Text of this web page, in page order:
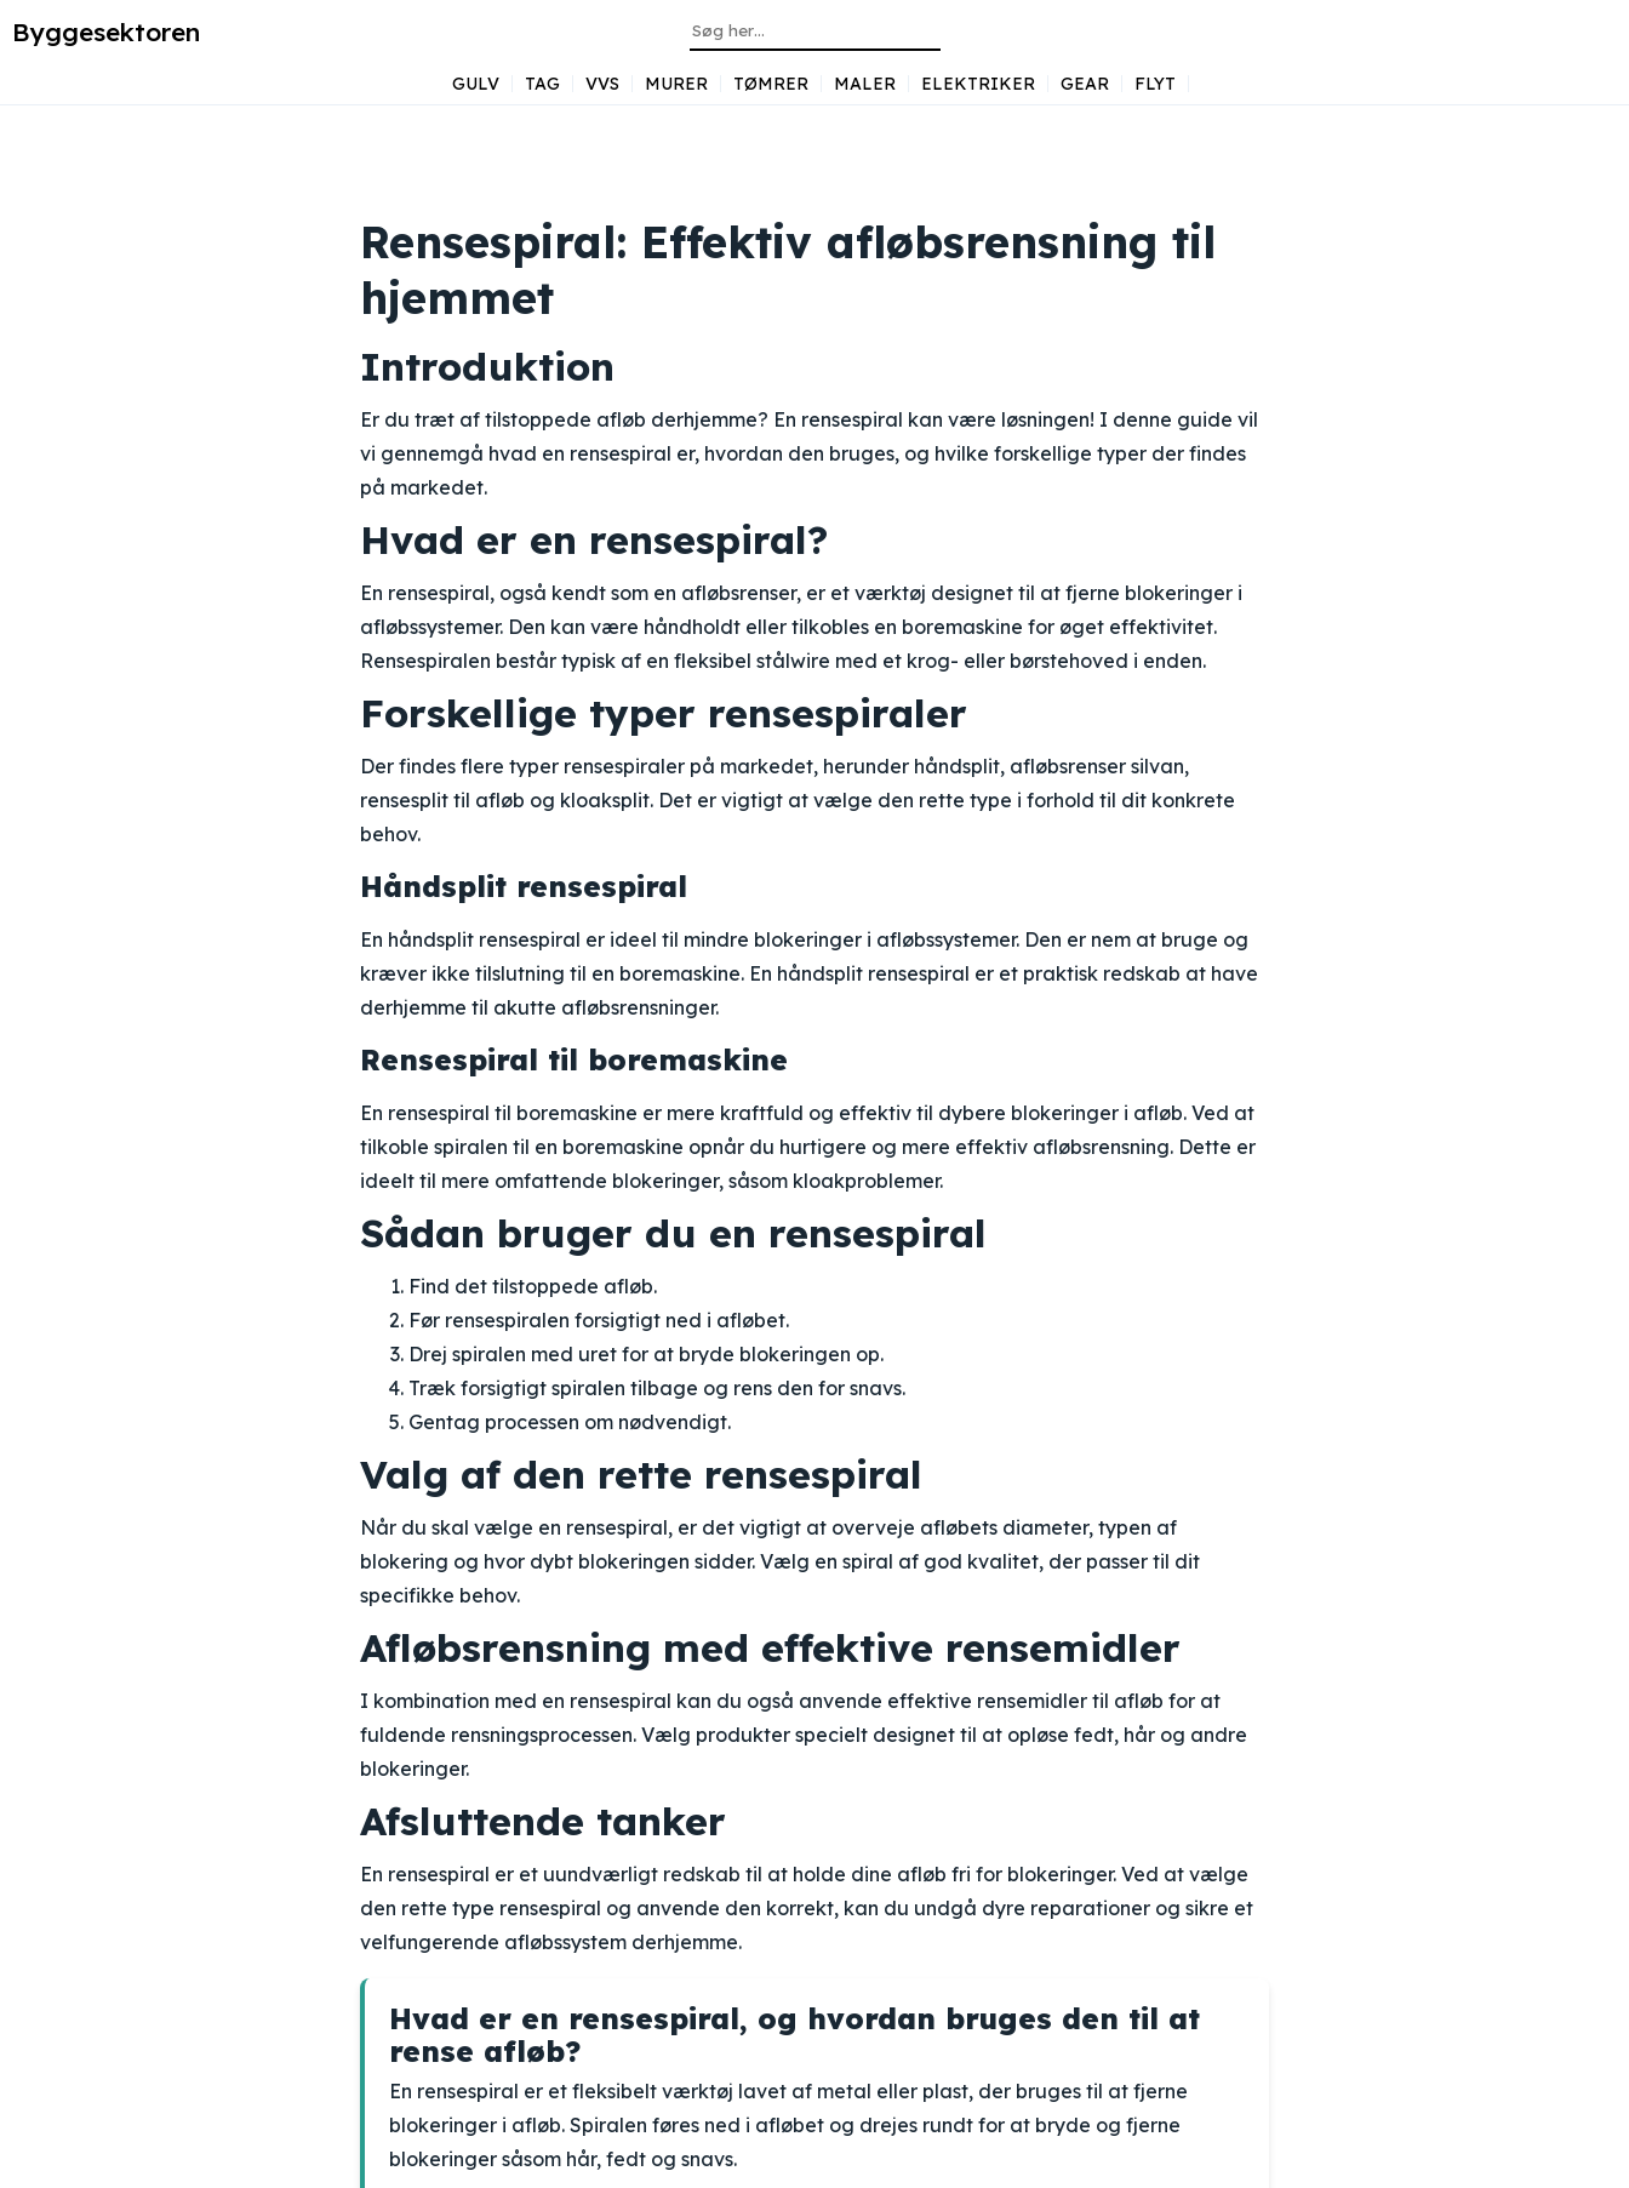
Byggesektoren
GULV TAG VVS MURER TØMRER MALER ELEKTRIKER GEAR FLYT
Rensespiral: Effektiv afløbsrensning til
hjemmet
Introduktion
Er du træt af tilstoppede afløb derhjemme? En rensespiral kan være løsningen! I denne guide vil
vi gennemgå hvad en rensespiral er, hvordan den bruges, og hvilke forskellige typer der findes
på markedet.
Hvad er en rensespiral?
En rensespiral, også kendt som en afløbsrenser, er et værktøj designet til at fjerne blokeringer i
afløbssystemer. Den kan være håndholdt eller tilkobles en boremaskine for øget effektivitet.
Rensespiralen består typisk af en fleksibel stålwire med et krog- eller børstehoved i enden.
Forskellige typer rensespiraler
Der findes flere typer rensespiraler på markedet, herunder håndsplit, afløbsrenser silvan,
rensesplit til afløb og kloaksplit. Det er vigtigt at vælge den rette type i forhold til dit konkrete
behov.
Håndsplit rensespiral
En håndsplit rensespiral er ideel til mindre blokeringer i afløbssystemer. Den er nem at bruge og
kræver ikke tilslutning til en boremaskine. En håndsplit rensespiral er et praktisk redskab at have
derhjemme til akutte afløbsrensninger.
Rensespiral til boremaskine
En rensespiral til boremaskine er mere kraftfuld og effektiv til dybere blokeringer i afløb. Ved at
tilkoble spiralen til en boremaskine opnår du hurtigere og mere effektiv afløbsrensning. Dette er
ideelt til mere omfattende blokeringer, såsom kloakproblemer.
Sådan bruger du en rensespiral
Find det tilstoppede afløb.
Før rensespiralen forsigtigt ned i afløbet.
Drej spiralen med uret for at bryde blokeringen op.
Træk forsigtigt spiralen tilbage og rens den for snavs.
Gentag processen om nødvendigt.
Valg af den rette rensespiral
Når du skal vælge en rensespiral, er det vigtigt at overveje afløbets diameter, typen af
blokering og hvor dybt blokeringen sidder. Vælg en spiral af god kvalitet, der passer til dit
specifikke behov.
Afløbsrensning med effektive rensemidler
I kombination med en rensespiral kan du også anvende effektive rensemidler til afløb for at
fuldende rensningsprocessen. Vælg produkter specielt designet til at opløse fedt, hår og andre
blokeringer.
Afsluttende tanker
En rensespiral er et uundværligt redskab til at holde dine afløb fri for blokeringer. Ved at vælge
den rette type rensespiral og anvende den korrekt, kan du undgå dyre reparationer og sikre et
velfungerende afløbssystem derhjemme.
Hvad er en rensespiral, og hvordan bruges den til at
rense afløb?
En rensespiral er et fleksibelt værktøj lavet af metal eller plast, der bruges til at fjerne
blokeringer i afløb. Spiralen føres ned i afløbet og drejes rundt for at bryde og fjerne
blokeringer såsom hår, fedt og snavs.